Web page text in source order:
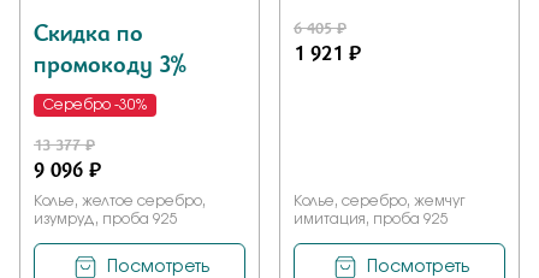
Скидка по
промокоду 3%
Серебро -30%
13 377 ₽
9 096 ₽
Колье, желтое серебро,
изумруд, проба 925
Посмотреть
6 405 ₽
1 921 ₽
Колье, серебро, жемчуг
имитация, проба 925
Посмотреть